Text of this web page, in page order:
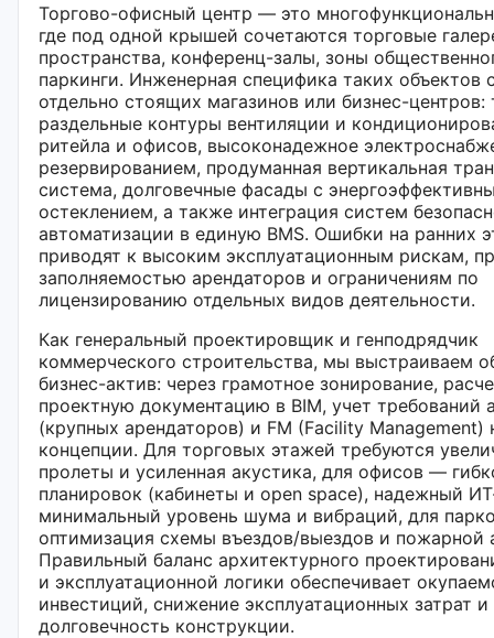
Торгово-офисный центр — это
где под одной крышей сочетаются торговые
пространства, конференц-залы, зоны
паркинги. Инженерная специфика таких объектов
отдельно стоящих магазинов или бизнес-центров:
раздельные контуры вентиляции и
ритейла и офисов, высоконадежное
резервированием, продуманная вертикальная
система, долговечные фасады с
остеклением, а также интеграция систем
автоматизации в единую BMS. Ошибки на ранних
приводят к высоким эксплуатационным рискам,
заполняемостью арендаторов и ограничениям по
лицензированию отдельных видов деятельности.
Как генеральный проектировщик и генподрядчик
коммерческого строительства, мы выстраиваем
бизнес-актив: через грамотное зонирование,
проектную документацию в BIM, учет требований
(крупных арендаторов) и FM (Facility Management)
концепции. Для торговых этажей требуются
пролеты и усиленная акустика, для офисов —
планировок (кабинеты и open space), надежный
минимальный уровень шума и вибраций, для
оптимизация схемы въездов/выездов и пожарной
Правильный баланс архитектурного
и эксплуатационной логики обеспечивает
инвестиций, снижение эксплуатационных затрат и
долговечность конструкции.